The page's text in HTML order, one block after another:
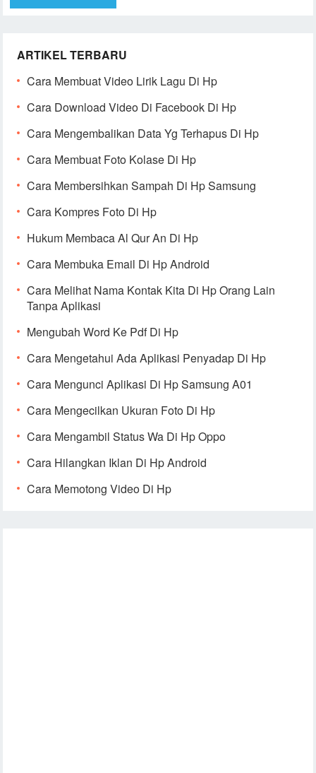
ARTIKEL TERBARU
Cara Membuat Video Lirik Lagu Di Hp
Cara Download Video Di Facebook Di Hp
Cara Mengembalikan Data Yg Terhapus Di Hp
Cara Membuat Foto Kolase Di Hp
Cara Membersihkan Sampah Di Hp Samsung
Cara Kompres Foto Di Hp
Hukum Membaca Al Qur An Di Hp
Cara Membuka Email Di Hp Android
Cara Melihat Nama Kontak Kita Di Hp Orang Lain
Tanpa Aplikasi
Mengubah Word Ke Pdf Di Hp
Cara Mengetahui Ada Aplikasi Penyadap Di Hp
Cara Mengunci Aplikasi Di Hp Samsung A01
Cara Mengecilkan Ukuran Foto Di Hp
Cara Mengambil Status Wa Di Hp Oppo
Cara Hilangkan Iklan Di Hp Android
Cara Memotong Video Di Hp